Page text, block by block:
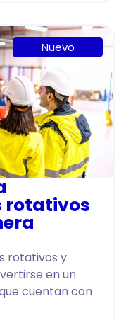
Nuevo
rotativos
rotativos y
en un
cuentan con